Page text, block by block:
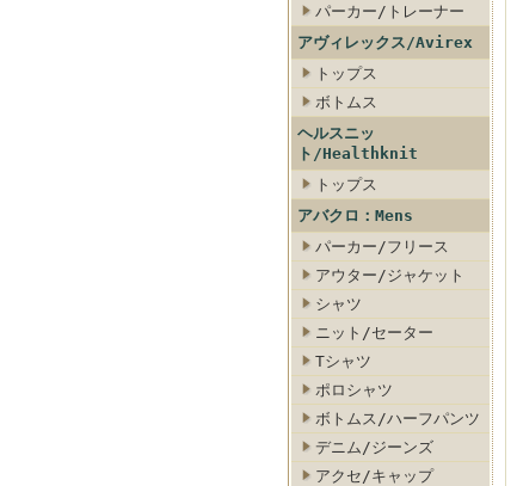
パーカー/トレーナー
アヴィレックス/Avirex
トップス
ボトムス
ヘルスニッ
ト/Healthknit
トップス
アバクロ：Mens
パーカー/フリース
アウター/ジャケット
シャツ
ニット/セーター
Tシャツ
ポロシャツ
ボトムス/ハーフパンツ
デニム/ジーンズ
アクセ/キャップ